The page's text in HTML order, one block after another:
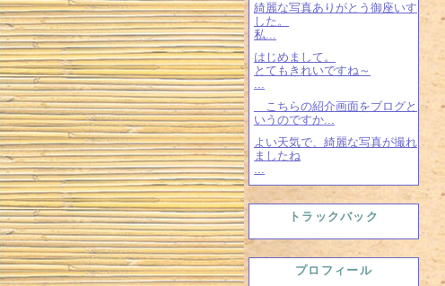
綺麗な写真ありがとう御座いす
した。
私...
はじめまして。
とてもきれいですね～
...
こちらの紹介画面をブログと
いうのですか...
よい天気で、綺麗な写真が撮れ
ましたね
...
トラックバック
プロフィール